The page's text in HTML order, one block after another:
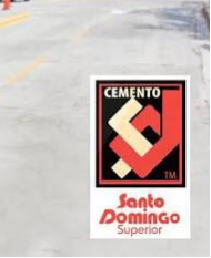
Buscar